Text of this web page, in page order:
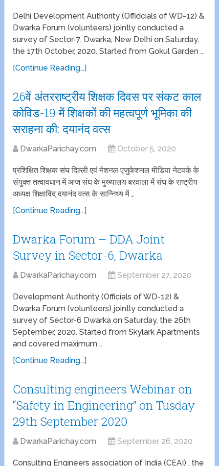
Delhi Development Authority (Offidcials of WD-12) &
Dwarka Forum (volunteers) jointly conducted a
survey of Sector-7, Dwarka, New Delhi on Saturday,
the 17th October, 2020. Started from Gokul Garden …
[Continue Reading...]
26वें अंतरराष्ट्रीय शिक्षक दिवस पर संकट काल
कोविड-19 में शिक्षकों की महत्वपूर्ण भूमिका की
सराहना की: दयानंद वत्स
DwarkaParichay.com October 5, 2020
प्रशिक्षित शिक्षक संघ दिल्ली एवं नेशनल एजुकेशनल मीडिया नेटवर्क के
संयुक्त तत्वावधान में आज संघ के मुख्यालय बरवाला में संघ के राष्ट्रीय
अध्यक्ष शिक्षाविद् दयानंद वत्स के सान्निध्य में …
[Continue Reading...]
Dwarka Forum – DDA Joint
Survey in Sector-6, Dwarka
DwarkaParichay.com September 27, 2020
Development Authority (Officials of WD-12) &
Dwarka Forum (volunteers) jointly conducted a
survey of Sector-6 Dwarka on Saturday, the 26th
September, 2020. Started from Skylark Apartments
and covered maximum …
[Continue Reading...]
Consulting engineers Webinar on
“Safety in Engineering” on Tusday
29th September 2020
DwarkaParichay.com September 26, 2020
Consulting Engineers association of India (CEAI) , the